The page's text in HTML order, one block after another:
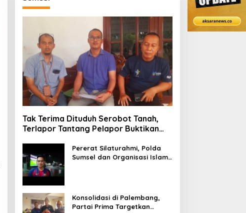
Tak Terima Dituduh Serobot Tanah,
Terlapor Tantang Pelapor Buktikan
Pererat Silaturahmi, Polda
Sumsel dan Organisasi Islam
Konsolidasi di Palembang,
Partai Prima Targetkan